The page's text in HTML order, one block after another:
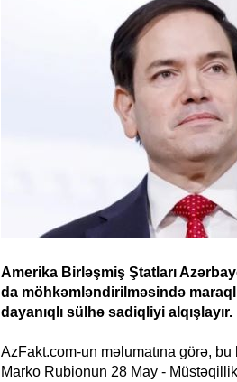
Amerika Birləşmiş Ştatları
da möhkəmləndirilməsində
dayanıqlı sülhə sadiqliyi alqışlayır.
AzFakt.com-un məlumatına görə,
Marko Rubionun 28 May -